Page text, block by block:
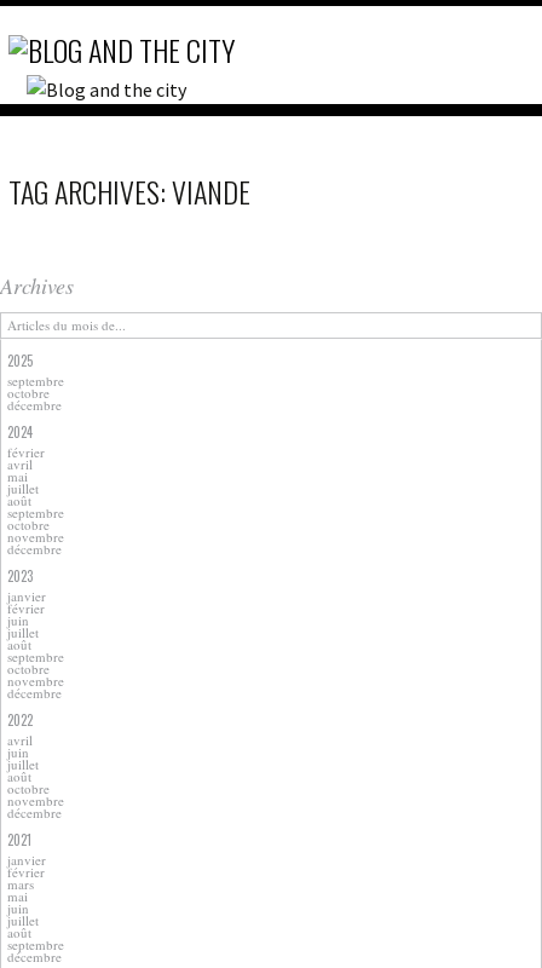
TAG ARCHIVES: VIANDE
Archives
Articles du mois de...
2025
septembre
octobre
décembre
2024
février
avril
mai
juillet
août
septembre
octobre
novembre
décembre
2023
janvier
février
juin
juillet
août
septembre
octobre
novembre
décembre
2022
avril
juin
juillet
août
octobre
novembre
décembre
2021
janvier
février
mars
mai
juin
juillet
août
septembre
décembre